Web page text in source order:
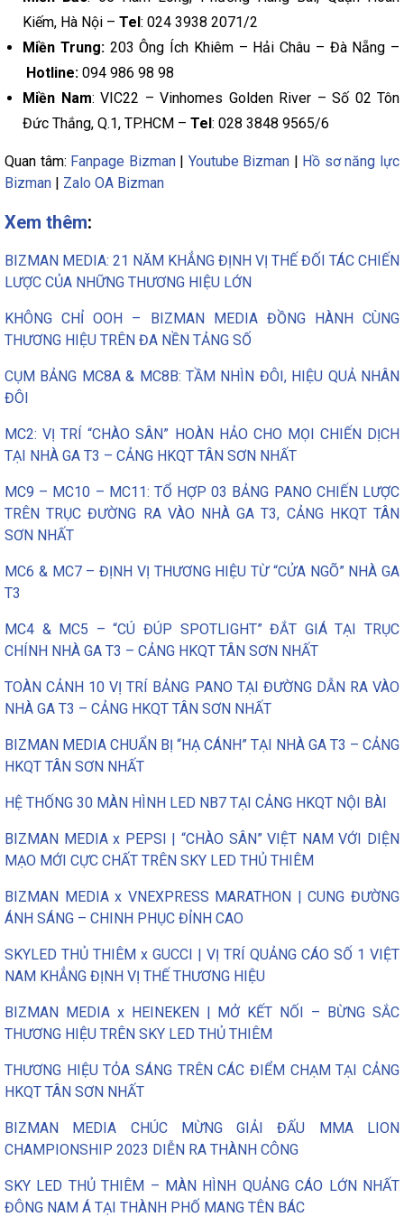
Kiếm, Hà Nội – Tel: 024 3938 2071/2
Miền Trung:203 Ông Ích Khiêm – Hải Châu – Đà Nẵng –
Hotline: 094 986 98 98
Miền Nam: VIC22 – Vinhomes Golden River – Số 02 Tôn
Đức Thắng, Q.1, TP.HCM – Tel: 028 3848 9565/6
Quan tâm: Fanpage Bizman| Youtube Bizman | Hồ sơ năng lực
Bizman | Zalo OA Bizman
Xem thêm:
BIZMAN MEDIA: 21 NĂM KHẲNG ĐỊNH VỊ THẾ ĐỐI TÁC CHIẾN
LƯỢC CỦA NHỮNG THƯƠNG HIỆU LỚN
KHÔNG CHỈ OOH – BIZMAN MEDIA ĐỒNG HÀNH CÙNG
THƯƠNG HIỆU TRÊN ĐA NỀN TẢNG SỐ
CỤM BẢNG MC8A & MC8B: TẦM NHÌN ĐÔI, HIỆU QUẢ NHÂN
ĐÔI
MC2: VỊ TRÍ “CHÀO SÂN” HOÀN HẢO CHO MỌI CHIẾN DỊCH
TẠI NHÀ GA T3 – CẢNG HKQT TÂN SƠN NHẤT
MC9 – MC10 – MC11: TỔ HỢP 03 BẢNG PANO CHIẾN LƯỢC
TRÊN TRỤC ĐƯỜNG RA VÀO NHÀ GA T3, CẢNG HKQT TÂN
SƠN NHẤT
MC6 & MC7 – ĐỊNH VỊ THƯƠNG HIỆU TỪ “CỬA NGÕ” NHÀ GA
T3
MC4 & MC5 – “CÚ ĐÚP SPOTLIGHT” ĐẮT GIÁ TẠI TRỤC
CHÍNH NHÀ GA T3 – CẢNG HKQT TÂN SƠN NHẤT
TOÀN CẢNH 10 VỊ TRÍ BẢNG PANO TẠI ĐƯỜNG DẪN RA VÀO
NHÀ GA T3 – CẢNG HKQT TÂN SƠN NHẤT
BIZMAN MEDIA CHUẨN BỊ “HẠ CÁNH” TẠI NHÀ GA T3 – CẢNG
HKQT TÂN SƠN NHẤT
HỆ THỐNG 30 MÀN HÌNH LED NB7 TẠI CẢNG HKQT NỘI BÀI
BIZMAN MEDIA x PEPSI | “CHÀO SÂN” VIỆT NAM VỚI DIỆN
MẠO MỚI CỰC CHẤT TRÊN SKY LED THỦ THIÊM
BIZMAN MEDIA x VNEXPRESS MARATHON | CUNG ĐƯỜNG
ÁNH SÁNG – CHINH PHỤC ĐỈNH CAO
SKYLED THỦ THIÊM x GUCCI | VỊ TRÍ QUẢNG CÁO SỐ 1 VIỆT
NAM KHẲNG ĐỊNH VỊ THẾ THƯƠNG HIỆU
BIZMAN MEDIA x HEINEKEN | MỞ KẾT NỐI – BỪNG SẮC
THƯƠNG HIỆU TRÊN SKY LED THỦ THIÊM
THƯƠNG HIỆU TỎA SÁNG TRÊN CÁC ĐIỂM CHẠM TẠI CẢNG
HKQT TÂN SƠN NHẤT
BIZMAN MEDIA CHÚC MỪNG GIẢI ĐẤU MMA LION
CHAMPIONSHIP 2023 DIỄN RA THÀNH CÔNG
SKY LED THỦ THIÊM – MÀN HÌNH QUẢNG CÁO LỚN NHẤT
ĐÔNG NAM Á TẠI THÀNH PHỐ MANG TÊN BÁC